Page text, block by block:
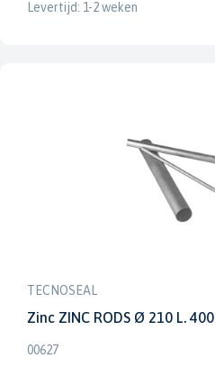
Levertijd: 1-2 weken
TECNOSEAL
Zinc ZINC RODS Ø 210 L. 400
00627